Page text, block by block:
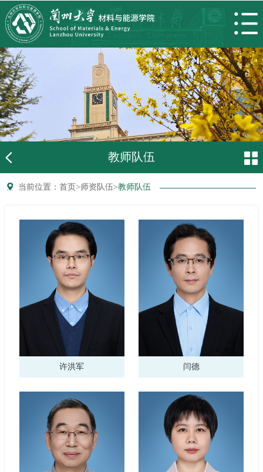
教师队伍
当前位置：首页>师资队伍>教师队伍
许洪军 闫德